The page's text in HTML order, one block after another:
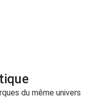
du même univers